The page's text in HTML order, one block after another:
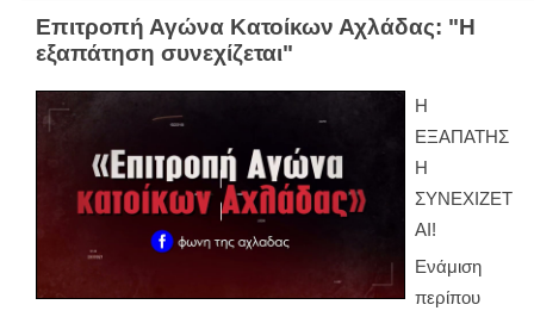
Επιτροπή Αγώνα Κατοίκων Αχλάδας: "Η
εξαπάτηση συνεχίζεται"
Η
ΕΞΑΠΑΤΗΣ
Η
ΣΥΝΕΧΙΖΕΤ
ΑΙ!
Ενάμιση
περίπου